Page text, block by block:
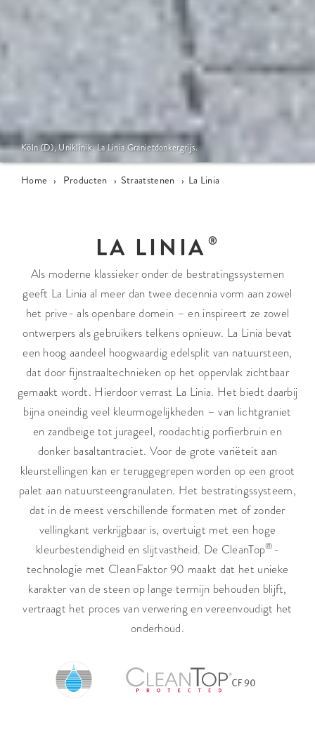
Köln (D), Uniklinik, La Linia Granietdonkergrijs.
Home › Producten › Straatstenen › La Linia
LA LINIA
Als moderne klassieker onder de bestratingssystemen
geeft La Linia al meer dan twee decennia vorm aan zowel
het prive- als openbare domein – en inspireert ze zowel
ontwerpers als gebruikers telkens opnieuw. La Linia bevat
een hoog aandeel hoogwaardig edelsplit van natuursteen,
dat door fijnstraaltechnieken op het oppervlak zichtbaar
gemaakt wordt. Hierdoor verrast La Linia. Het biedt daarbij
bijna oneindig veel kleurmogelijkheden – van lichtgraniet
en zandbeige tot jurageel, roodachtig porfierbruin en
donker basaltantraciet. Voor de grote variëteit aan
kleurstellingen kan er teruggegrepen worden op een groot
palet aan natuursteengranulaten. Het bestratingssysteem,
dat in de meest verschillende formaten met of zonder
vellingkant verkrijgbaar is, overtuigt met een hoge
kleurbestendigheid en slijtvastheid. De CleanTop® -
technologie met CleanFaktor 90 maakt dat het unieke
karakter van de steen op lange termijn behouden blijft,
vertraagt het proces van verwering en vereenvoudigt het
onderhoud.